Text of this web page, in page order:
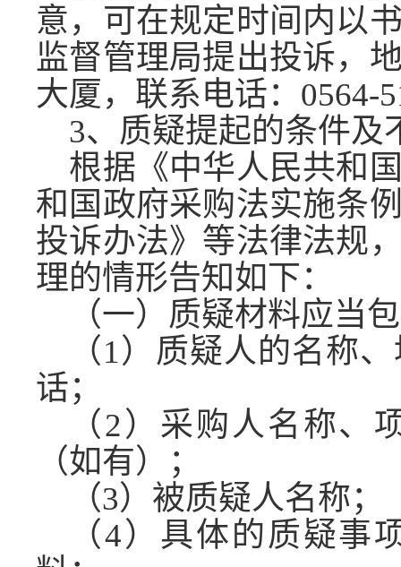
意，可在规定时间内以
监督管理局提出投诉，
大厦，联系电话： 0564-
3、质疑提起的条件及
根据《中华人民共和
和国政府采购法实施条
投诉办法》等法律法规
理的情形告知如下：
（一）质疑材料应当
（1）质疑人的名称
话；
（2）采购人名称、
（如有）；
（3）被质疑人名称；
（4）具体的质疑事